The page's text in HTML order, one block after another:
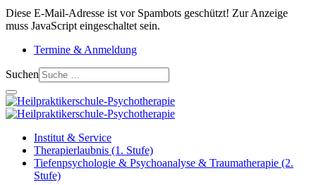
Diese E-Mail-Adresse ist vor Spambots geschützt! Zur Anzeige
muss JavaScript eingeschaltet sein.
Termine & Anmeldung
Suchen
Institut & Service
Therapierlaubnis (1. Stufe)
Tiefenpsychologie & Psychoanalyse & Traumatherapie (2.
Stufe)